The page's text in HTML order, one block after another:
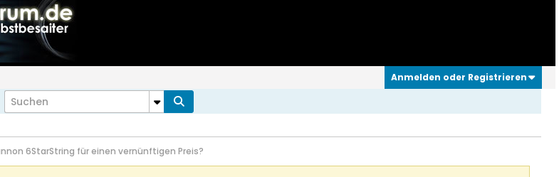
Anmelden oder Registrieren
6StarString für einen vernünftigen Preis?